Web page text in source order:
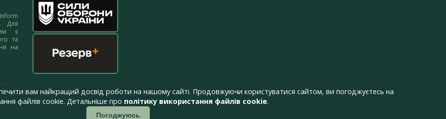
Для
є
та
на
вам найкращий досвід роботи на нашому сайті. Продовжуючи користуватися сайтом, ви погоджуєтесь на
файлів cookie. Детальніше про політику використання файлів cookie.
Погоджуюсь